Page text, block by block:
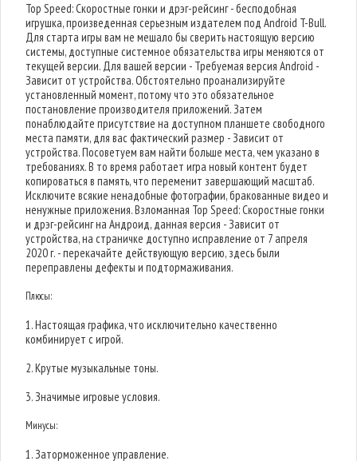
Top Speed: Скоростные гонки и дрэг-рейсинг - бесподобная
игрушка, произведенная серьезным издателем под Android T-Bull.
Для старта игры вам не мешало бы сверить настоящую версию
системы, доступные системное обязательства игры меняются от
текущей версии. Для вашей версии - Требуемая версия Android -
Зависит от устройства. Обстоятельно проанализируйте
установленный момент, потому что это обязательное
постановление производителя приложений. Затем
понаблюдайте присутствие на доступном планшете свободного
места памяти, для вас фактический размер - Зависит от
устройства. Посоветуем вам найти больше места, чем указано в
требованиях. В то время работает игра новый контент будет
копироваться в память, что переменит завершающий масштаб.
Исключите всякие ненадобные фотографии, бракованные видео и
ненужные приложения. Взломанная Top Speed: Скоростные гонки
и дрэг-рейсинг на Андроид, данная версия - Зависит от
устройства, на страничке доступно исправление от 7 апреля
2020 г. - перекачайте действующую версию, здесь были
переправлены дефекты и подтормаживания.
Плюсы:
1. Настоящая графика, что исключительно качественно
комбинирует с игрой.
2. Крутые музыкальные тоны.
3. Значимые игровые условия.
Минусы:
1. Заторможенное управление.